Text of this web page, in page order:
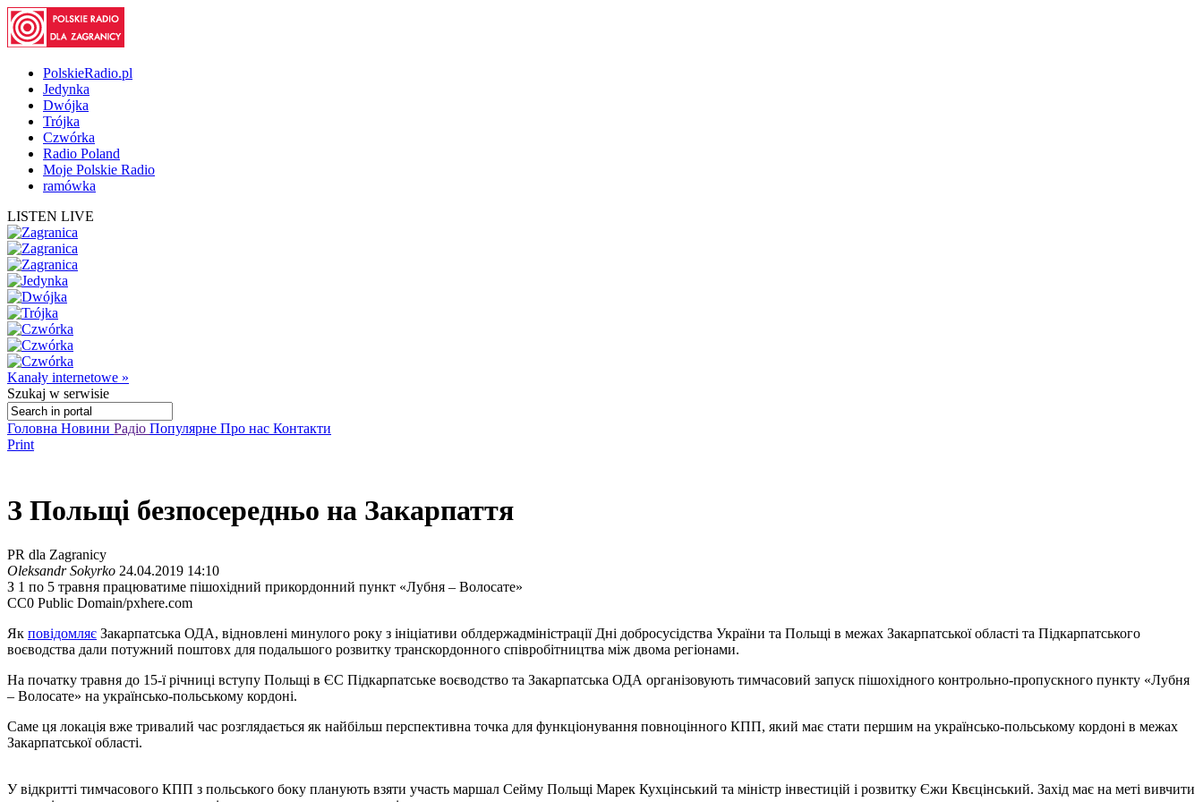
PolskieRadio.pl
Jedynka
Dwójka
Trójka
Czwórka
Radio Poland
Moje Polskie Radio
ramówka
LISTEN LIVE
Kanały internetowe »
Szukaj w serwisie
Головна Новини Радіо Популярне Про нас Контакти
Print
З Польщі безпосередньо на Закарпаття
PR dla Zagranicy
Oleksandr Sokyrko 24.04.2019 14:10
З 1 по 5 травня працюватиме пішохідний прикордонний пункт «Лубня – Волосате»
CC0 Public Domain/pxhere.com
Як повідомляє Закарпатська ОДА, відновлені минулого року з ініціативи облдержадміністрації Дні добросусідства України та Польщі в межах Закарпатської області та Підкарпатського
воєводства дали потужний поштовх для подальшого розвитку транскордонного співробітництва між двома регіонами.
На початку травня до 15-ї річниці вступу Польщі в ЄС Підкарпатське воєводство та Закарпатська ОДА організовують тимчасовий запуск пішохідного контрольно-пропускного пункту «Лубня
– Волосате» на українсько-польському кордоні.
Саме ця локація вже тривалий час розглядається як найбільш перспективна точка для функціонування повноцінного КПП, який має стати першим на українсько-польському кордоні в межах
Закарпатської області.
У відкритті тимчасового КПП з польського боку планують взяти участь маршал Сейму Польщі Марек Кухцінський та міністр інвестицій і розвитку Єжи Квєцінський. Захід має на меті вивчити